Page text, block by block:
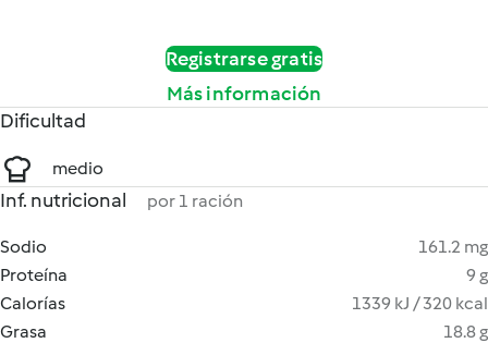
Registrarse gratis
Más información
Dificultad
medio
Inf. nutricional por 1 ración
Sodio
161.2 mg
Proteína
9 g
Calorías
1339 kJ / 320 kcal
Grasa
18.8 g